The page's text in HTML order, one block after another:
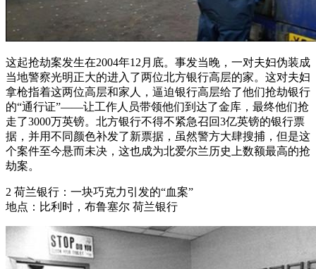
这起抢劫案发生在2004年12月底。事发当晚，一对夫妇伪装成
当地警察光明正大的进入了两位北方银行高层的家。这对夫妇
拿枪指着这两位高层和家人，逼迫银行高层给了他们抢劫银行
的“通行证”——让工作人员带领他们到达了金库，最终他们抢
走了3000万英镑。北方银行不得不紧急召回3亿英镑的银行票
据，并用不同颜色补发了新票据，虽然警方大肆搜捕，但是这
个案件至今悬而未决，这也成为北爱尔兰历史上数额最高的抢
劫案。
2 荷兰银行：一块巧克力引发的“血案”
地点：比利时，布鲁塞尔 荷兰银行